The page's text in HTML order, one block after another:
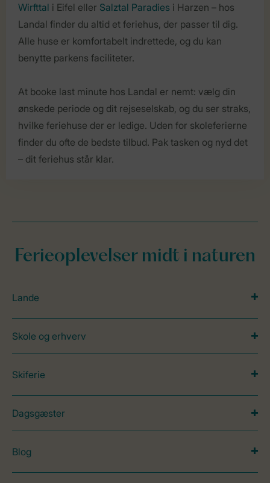
Wirfttal i Eifel eller Salztal Paradies i Harzen – hos
Landal finder du altid et feriehus, der passer til dig.
Alle huse er komfortabelt indrettede, og du kan
benytte parkens faciliteter.
At booke last minute hos Landal er nemt: vælg din
ønskede periode og dit rejseselskab, og du ser straks,
hvilke feriehuse der er ledige. Uden for skoleferierne
finder du ofte de bedste tilbud. Pak tasken og nyd det
– dit feriehus står klar.
Ferieoplevelser midt i naturen
Lande
Skole og erhverv
Skiferie
Dagsgæster
Blog